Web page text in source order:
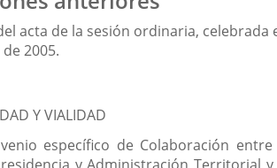
acta de la sesión ordinaria, celebrada
2005.
Y VIALIDAD
específico de Colaboración entre